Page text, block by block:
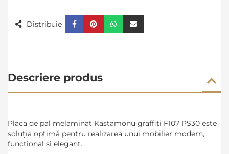
Distribuie
Descriere produs
Placa de pal melaminat Kastamonu graffiti F107 PS30 este
soluția optimă pentru realizarea unui mobilier modern,
functional și elegant.